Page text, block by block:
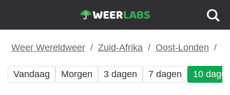
Weer Wereldweer Zuid-Afrika Oost-Londen
Vandaag Morgen 3 dagen 7 dagen 10